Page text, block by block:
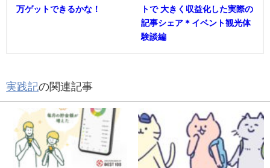
万ゲットできるかな！
トで 大きく収益化した実際の
記事シェア＊イベント観光体
験談編
実践記の関連記事